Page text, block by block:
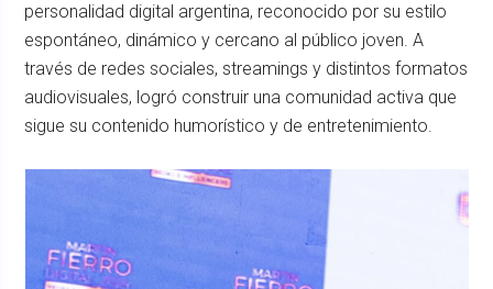
personalidad digital argentina, reconocido por su estilo
espontáneo, dinámico y cercano al público joven. A
través de redes sociales, streamings y distintos formatos
audiovisuales, logró construir una comunidad activa que
sigue su contenido humorístico y de entretenimiento.